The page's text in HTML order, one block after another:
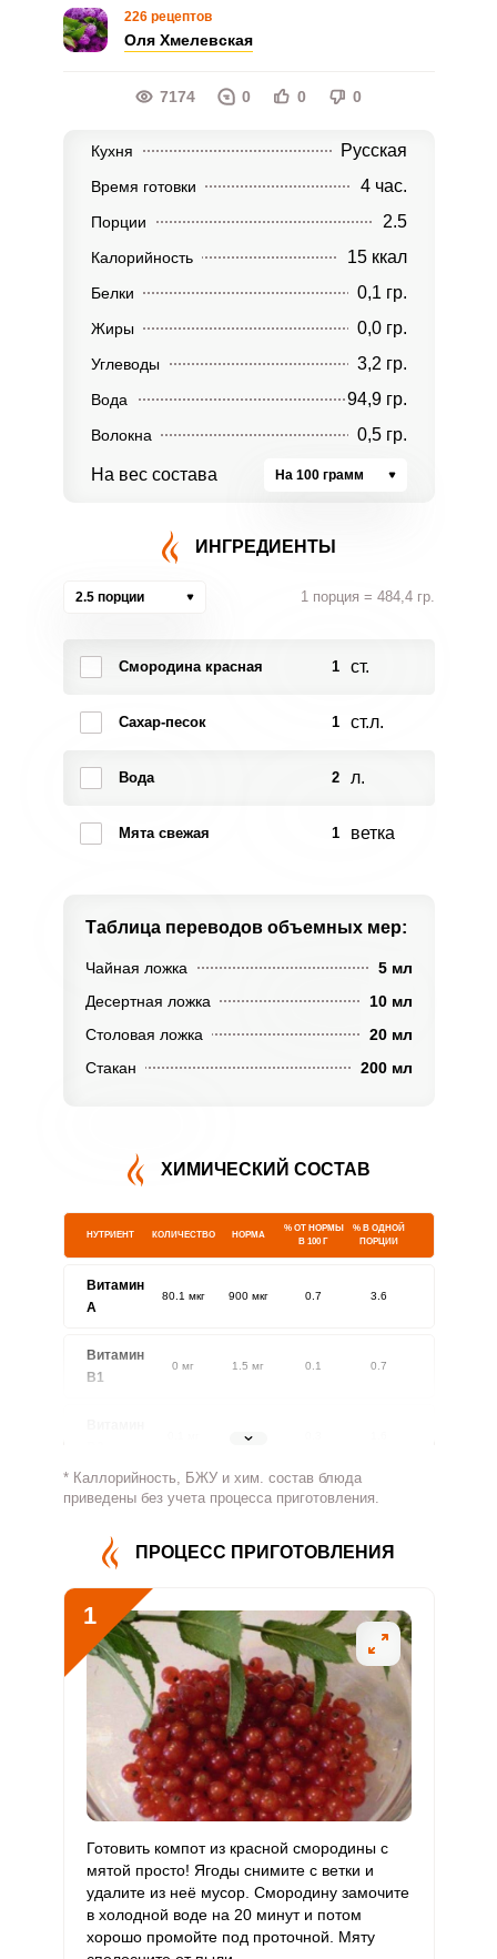
226 рецептов
Оля Хмелевская
7174 0 0 0
Кухня Русская
Время готовки 4 час.
Порции 2.5
Калорийность 15 ккал
Белки 0,1 гр.
Жиры 0,0 гр.
Углеводы 3,2 гр.
Вода 94,9 гр.
Волокна 0,5 гр.
На вес состава На 100 грамм
ИНГРЕДИЕНТЫ
2.5 порции 1 порция = 484,4 гр.
Смородина красная 1 ст.
Сахар-песок 1 ст.л.
Вода 2 л.
Мята свежая 1 ветка
Таблица переводов объемных мер:
Чайная ложка
5 мл
Десертная ложка
10 мл
Столовая ложка
20 мл
Стакан
200 мл
ХИМИЧЕСКИЙ СОСТАВ
НУТРИЕНТ КОЛИЧЕСТВО НОРМА
% ОТ НОРМЫ
В 100 Г
% В ОДНОЙ
ПОРЦИИ
Витамин
A
80.1 мкг 900 мкг 0.7 3.6
Витамин
В1
0 мг 1.5 мг 0.1 0.7
1.8 мг
Витамин
13.3 мг 500 мг 0.2 1.1
Витамин
В5
Витамин
В6
0.3 мг 2 мг 1.1 5.2
Витамин
16.8 мкг 400 мкг 0.3 1.7
Витамин
В12
3 мкг 0 0
Витамин
С
45.2 мкг 90 мкг 4.1 20.1
Витамин
D
* Каллорийность, БЖУ и хим. состав блюда
приведены без учета процесса приготовления.
ПРОЦЕСС ПРИГОТОВЛЕНИЯ
1
Готовить компот из красной смородины с
мятой просто! Ягоды снимите с ветки и
удалите из неё мусор. Смородину замочите
в холодной воде на 20 минут и потом
хорошо промойте под проточной. Мяту